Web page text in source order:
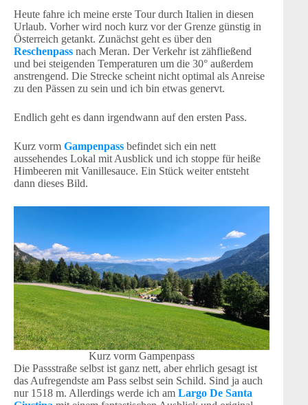
Heute fahre ich meine erste Tour durch Italien in diesen
Urlaub. Vorher wird noch kurz vor der Grenze günstig in
Österreich getankt. Zunächst geht es über den
Reschenpass nach Meran. Der Verkehr ist zähfließend
und bei steigenden Temperaturen um die 30° außerdem
anstrengend. Die Strecke scheint nicht optimal als Anreise
zu den Pässen zu sein und ich bin etwas genervt.
Endlich geht es dann irgendwann auf den ersten Pass.
Kurz vorm Gampenpass befindet sich ein nett
aussehendes Lokal mit Ausblick und ich stoppe für heiße
Himbeeren mit Vanillesauce. Ein Stück weiter entsteht
dann dieses Bild.
Kurz vorm Gampenpass
Die Passstraße selbst ist ganz nett, aber ehrlich gesagt ist
das Aufregendste am Pass selbst sein Schild. Sind ja auch
nur 1518 m. Allerdings werde ich am Largo De Santa